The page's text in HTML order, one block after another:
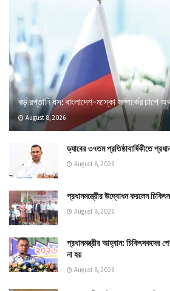
বড় রপ্তানি ধস: বাংলাদেশ-মস্কো সম্পর্কের চাপে
August 8, 2026
ড্যাবের ৩৭তম প্রতিষ্ঠাবার্ষিকীতে
August 8, 2026
প্রধানমন্ত্রীের উদ্বোধন করলেন
August 8, 2026
প্রধানমন্ত্রীর আহ্বান: চিকিৎসকদের
না হয়
August 8, 2026